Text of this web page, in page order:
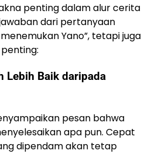
penting dalam alur cerita
dari pertanyaan
Yano”, tetapi juga
Lebih Baik daripada
pesan bahwa
apa pun. Cepat
dipendam akan tetap